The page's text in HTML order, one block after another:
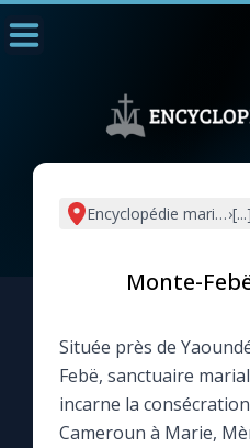
L'actualité de la semaine
La chaîne Youtube
La newsletter
Encyclopédie mariale
›[...]
Monte-
Située près de
Febë, sanctuaire
incarne la
Cameroun à Marie,